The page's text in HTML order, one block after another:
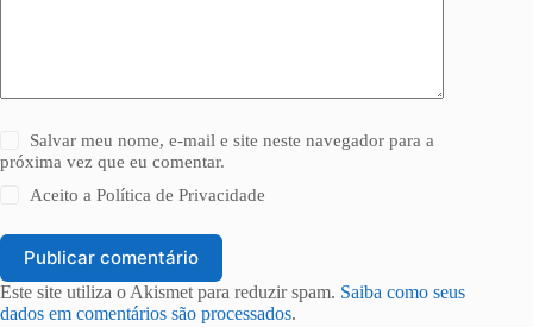
Salvar meu nome, e-mail e site neste navegador para a
próxima vez que eu comentar.
Aceito aPolítica de Privacidade
Publicar comentário
Este site utiliza o Akismet para reduzir spam. Saiba como seus
dados em comentários são processados.